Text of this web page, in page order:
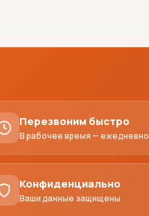
Перезвоним быстро
В рабочее время — ежедневно
Конфиденциально
Ваши данные защищены